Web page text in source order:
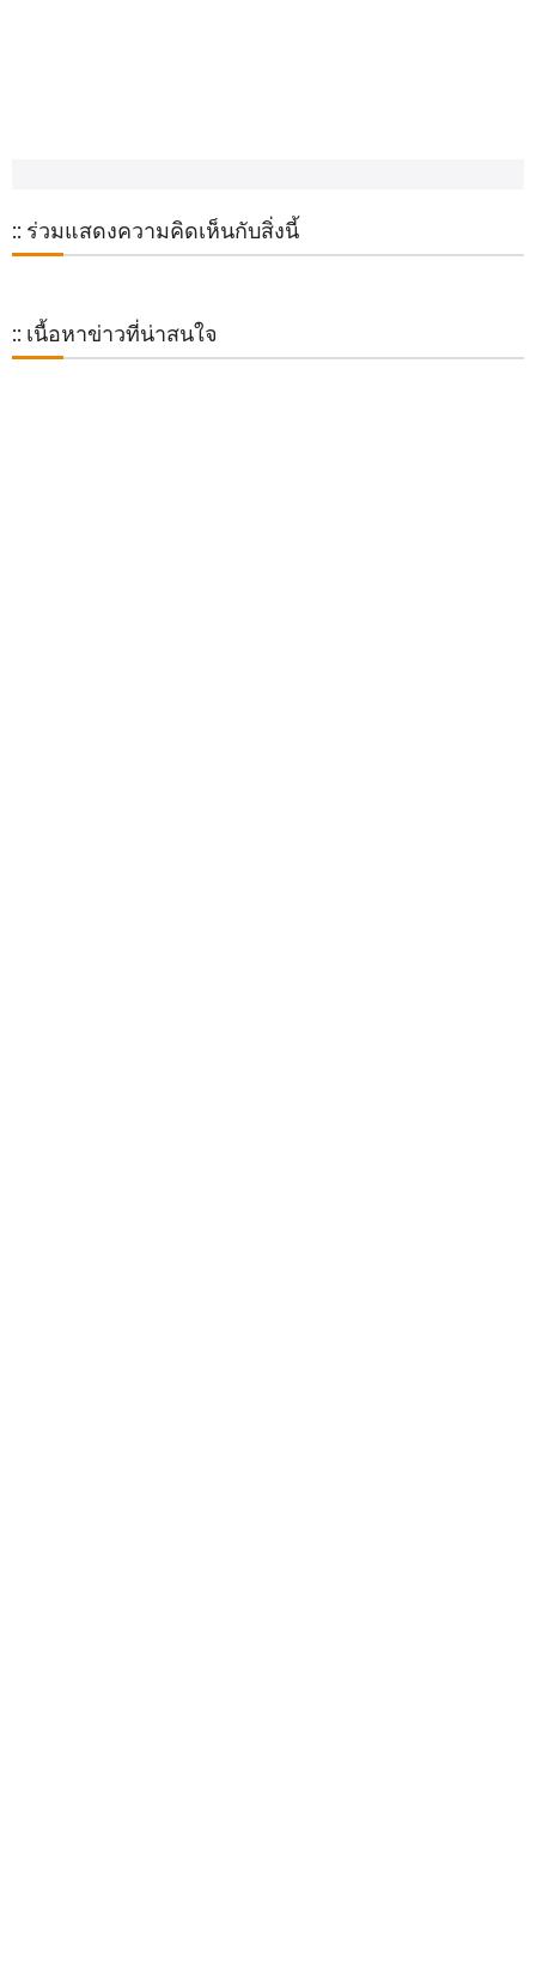
:: ร่วมแสดงความคิดเห็นกับสิ่งนี้
:: เนื้อหาข่าวที่น่าสนใจ